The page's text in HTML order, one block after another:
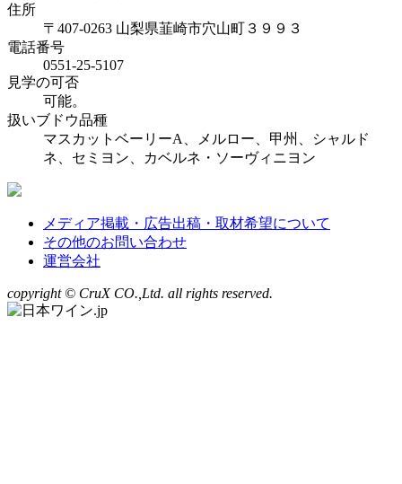
住所
〒407-0263 山梨県韮崎市穴山町３９９３
電話番号
0551-25-5107
見学の可否
可能。
扱いブドウ品種
マスカットベーリーA、メルロー、甲州、シャルド
ネ、セミヨン、カベルネ・ソーヴィニヨン
メディア掲載・広告出稿・取材希望について
その他のお問い合わせ
運営会社
copyright © CruX CO.,Ltd. all rights reserved.